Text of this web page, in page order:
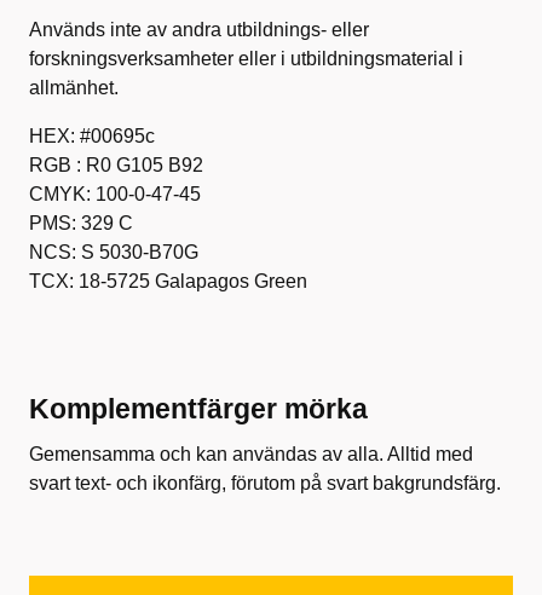
Används inte av andra utbildnings- eller
forskningsverksamheter eller i utbildningsmaterial i
allmänhet.
HEX: #00695c
RGB : R0 G105 B92
CMYK: 100-0-47-45
PMS: 329 C
NCS: S 5030-B70G
TCX: 18-5725 Galapagos Green
Komplementfärger mörka
Gemensamma och kan användas av alla. Alltid med
svart text- och ikonfärg, förutom på svart bakgrundsfärg.